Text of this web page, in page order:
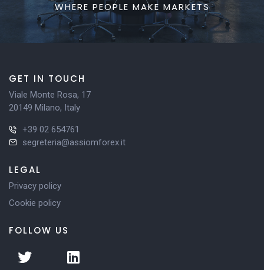
WHERE PEOPLE MAKE MARKETS
GET IN TOUCH
Viale Monte Rosa, 17
20149 Milano, Italy
+39 02 654761
segreteria@assiomforex.it
LEGAL
Privacy policy
Cookie policy
FOLLOW US